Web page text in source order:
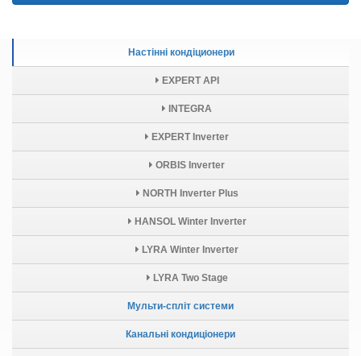
Настінні кондіционери
EXPERT API
INTEGRA
EXPERT Inverter
ORBIS Inverter
NORTH Inverter Plus
HANSOL Winter Inverter
LYRA Winter Inverter
LYRA Two Stage
Мульти-спліт системи
Канальні кондиціонери